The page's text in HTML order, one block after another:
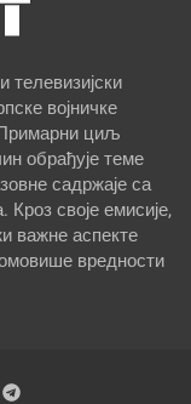
телевизијски
војничке
Примарни циљ
обрађује теме
садржаје са
своје емисије,
важне аспекте
вредности